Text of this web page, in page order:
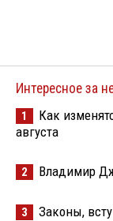
Интересное за
1
Как
августа
2 Владимир
3 Законы,